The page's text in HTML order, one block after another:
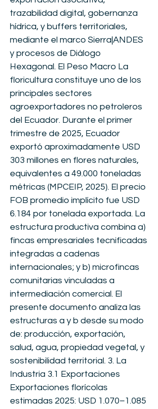
trazabilidad digital, gobernanza
hídrica, y buffers territoriales,
mediante el marco Sierra|ANDES
y procesos de Diálogo
Hexagonal. El Peso Macro La
floricultura constituye uno de los
principales sectores
agroexportadores no petroleros
del Ecuador. Durante el primer
trimestre de 2025, Ecuador
exportó aproximadamente USD
303 millones en flores naturales,
equivalentes a 49.000 toneladas
métricas (MPCEIP, 2025). El precio
FOB promedio implícito fue USD
6.184 por tonelada exportada. La
estructura productiva combina a)
fincas empresariales tecnificadas
integradas a cadenas
internacionales; y b) microfincas
comunitarias vinculadas a
intermediación comercial. El
presente documento analiza las
estructuras a y b desde su modo
de: producción, exportación,
salud, agua, propiedad vegetal, y
sostenibilidad territorial. 3. La
Industria 3.1 Exportaciones
Exportaciones florícolas
estimadas 2025: USD 1.070–1.085